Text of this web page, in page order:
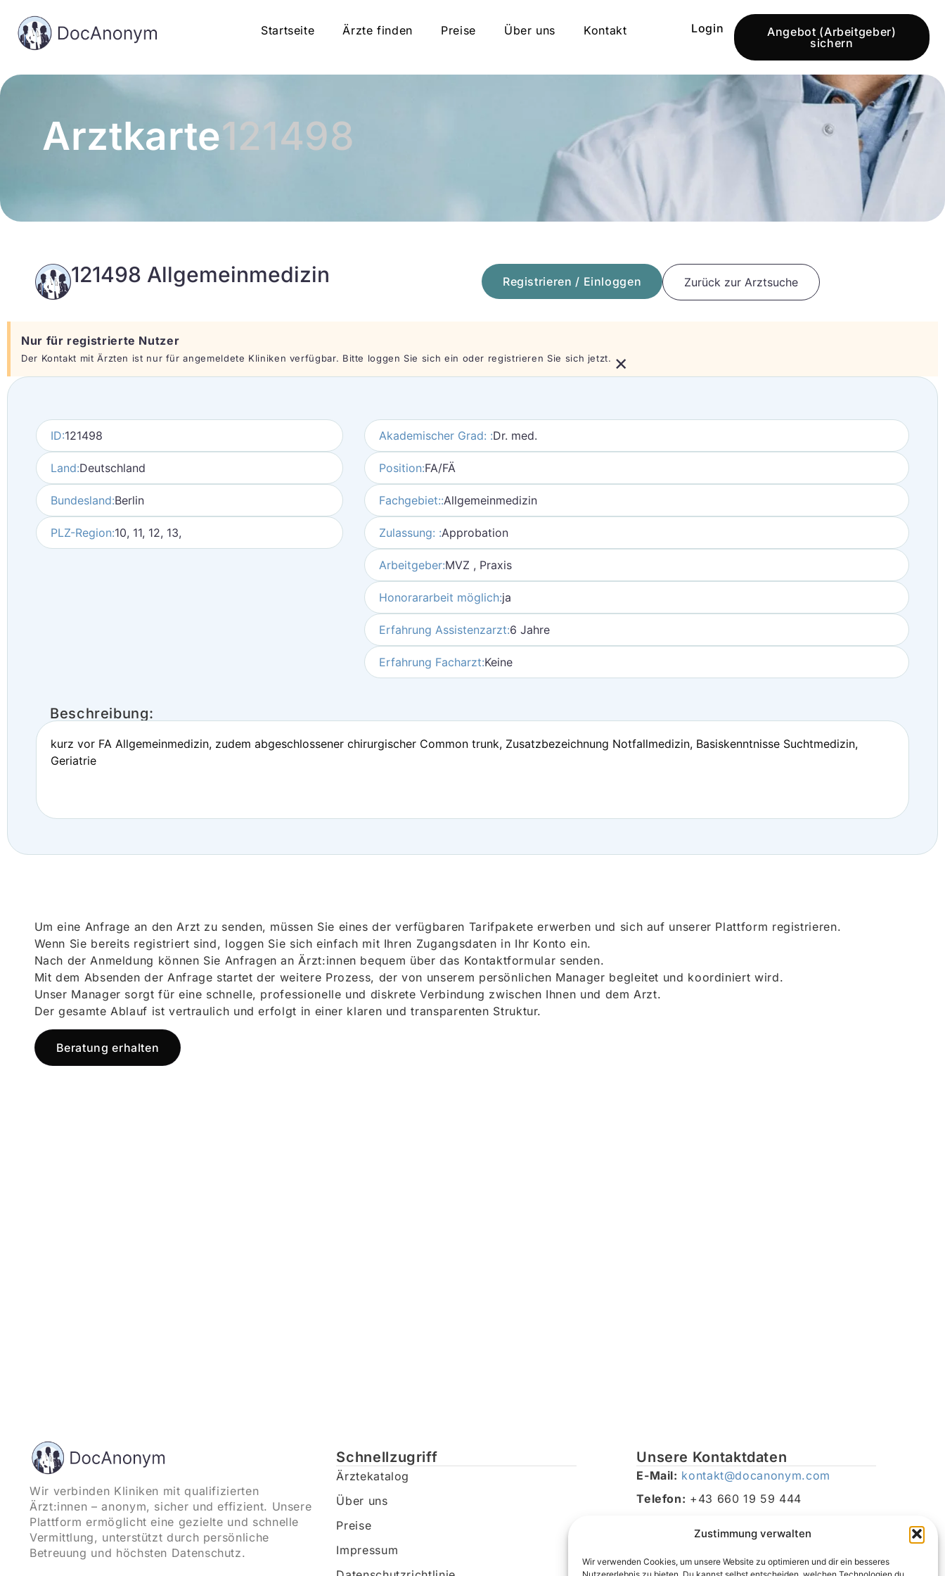
Zustimmung verwalten
Wir verwenden Cookies, um unsere Website zu optimieren und dir ein besseres
Startseite Ärzte finden Preise Über uns Kontakt Login
Angebot (Arbeitgeber)
sichern
Arztkarte121498
121498 Allgemeinmedizin Registrieren / Einloggen Zurück zur Arztsuche
Nur für registrierte Nutzer
Der Kontakt mit Ärzten ist nur für angemeldete Kliniken verfügbar. Bitte loggen Sie sich ein oder registrieren Sie sich jetzt. ×
ID:121498
Land:Deutschland
Bundesland:Berlin
PLZ-Region:10, 11, 12, 13,
Akademischer Grad: :Dr. med.
Position:FA/FÄ
Fachgebiet::Allgemeinmedizin
Zulassung: :Approbation
Arbeitgeber:MVZ , Praxis
Honorararbeit möglich:ja
Erfahrung Assistenzarzt:6 Jahre
Erfahrung Facharzt:Keine
Beschreibung:
kurz vor FA Allgemeinmedizin, zudem abgeschlossener chirurgischer Common trunk, Zusatzbezeichnung Notfallmedizin, Basiskenntnisse Suchtmedizin,
Geriatrie
Um eine Anfrage an den Arzt zu senden, müssen Sie eines der verfügbaren Tarifpakete erwerben und sich auf unserer Plattform registrieren.
Wenn Sie bereits registriert sind, loggen Sie sich einfach mit Ihren Zugangsdaten in Ihr Konto ein.
Nach der Anmeldung können Sie Anfragen an Ärzt:innen bequem über das Kontaktformular senden.
Mit dem Absenden der Anfrage startet der weitere Prozess, der von unserem persönlichen Manager begleitet und koordiniert wird.
Unser Manager sorgt für eine schnelle, professionelle und diskrete Verbindung zwischen Ihnen und dem Arzt.
Der gesamte Ablauf ist vertraulich und erfolgt in einer klaren und transparenten Struktur.
Beratung erhalten
Wir verbinden Kliniken mit qualifizierten
Ärzt:innen – anonym, sicher und effizient. Unsere
Plattform ermöglicht eine gezielte und schnelle
Vermittlung, unterstützt durch persönliche
Betreuung und höchsten Datenschutz.
Schnellzugriff
Ärztekatalog
Über uns
Preise
Impressum
Unsere Kontaktdaten
E-Mail: kontakt@docanonym.com
Telefon: +43 660 19 59 444
Traunsee, Österreich